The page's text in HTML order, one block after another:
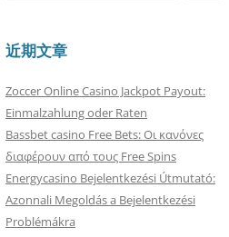
近期文章
Zoccer Online Casino Jackpot Payout:
Einmalzahlung oder Raten
Bassbet casino Free Bets: Οι κανόνες
διαφέρουν από τους Free Spins
Energycasino Bejelentkezési Útmutató:
Azonnali Megoldás a Bejelentkezési
Problémákra